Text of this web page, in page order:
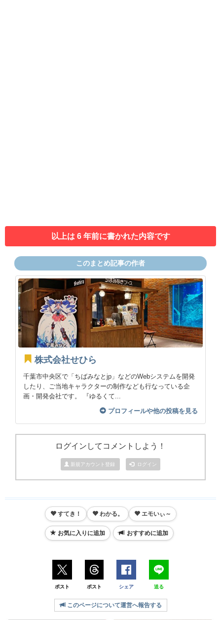
以上は 6 年前に書かれた内容です
このまとめ記事の作者
株式会社せひら
千葉市中央区で「ちばみなとjp」などのWebシステムを開発
したり、ご当地キャラクターの制作なども行なっている企
画・開発会社です。 『ゆるくて...
プロフィールや他の投稿を見る
ログインしてコメントしよう！
新規アカウント登録 ログイン
すてき！ わかる。 エモいぃ～
お気に入りに追加 おすすめに追加
ポスト ポスト シェア 送る
このページについて運営へ報告する